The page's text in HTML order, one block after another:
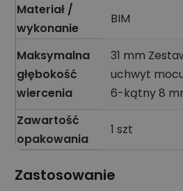
Materiał /
wykonanie
BIM
Maksymalna
głębokość
wiercenia
31 mm
uchwyt
6-kątny 8
Zawartość
opakowania
1 szt
Zastosowanie